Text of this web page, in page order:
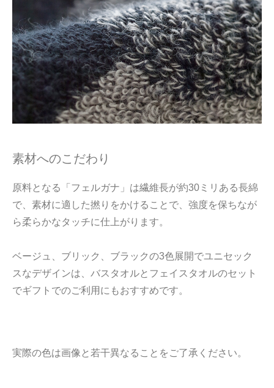
素材へのこだわり
原料となる「フェルガナ」は繊維長が約30ミリある長綿
で、素材に適した撚りをかけることで、強度を保ちなが
ら柔らかなタッチに仕上がります。
ベージュ、ブリック、ブラックの3色展開でユニセック
スなデザインは、バスタオルとフェイスタオルのセット
でギフトでのご利用にもおすすめです。
実際の色は画像と若干異なることをご了承ください。